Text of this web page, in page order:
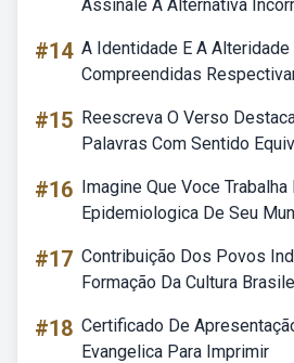
Assinale A Alternativa
#14 A Identidade E A
Compreendidas
#15 Reescreva O Verso
Palavras Com Sentido
#16 Imagine Que Voce
Epidemiologica De Seu
#17 Contribuição Dos Povos
Formação Da Cultura
#18 Certificado De
Evangelica Para Imprimir